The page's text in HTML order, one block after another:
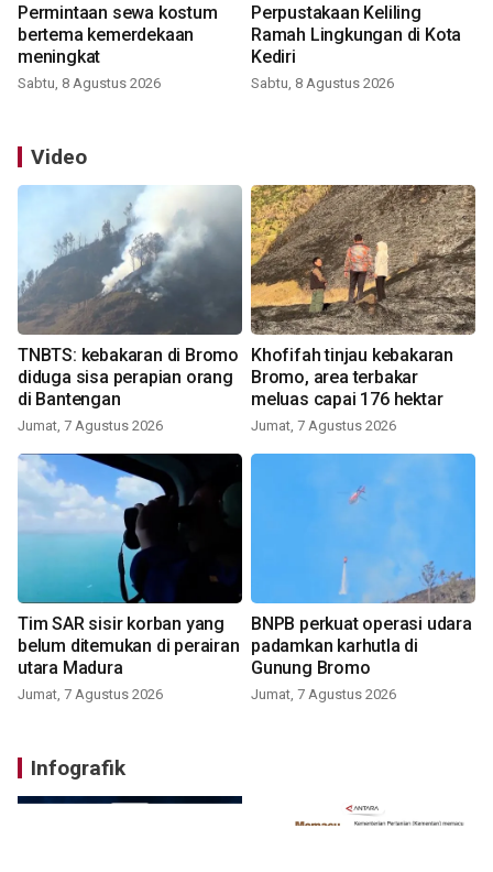
Permintaan sewa kostum
bertema kemerdekaan
meningkat
Sabtu, 8 Agustus 2026
Perpustakaan Keliling
Ramah Lingkungan di Kota
Kediri
Sabtu, 8 Agustus 2026
Video
TNBTS: kebakaran di Bromo
diduga sisa perapian orang
di Bantengan
Jumat, 7 Agustus 2026
Khofifah tinjau kebakaran
Bromo, area terbakar
meluas capai 176 hektar
Jumat, 7 Agustus 2026
Tim SAR sisir korban yang
belum ditemukan di perairan
utara Madura
Jumat, 7 Agustus 2026
BNPB perkuat operasi udara
padamkan karhutla di
Gunung Bromo
Jumat, 7 Agustus 2026
Infografik